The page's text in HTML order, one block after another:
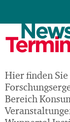
Hier finden
Bereich